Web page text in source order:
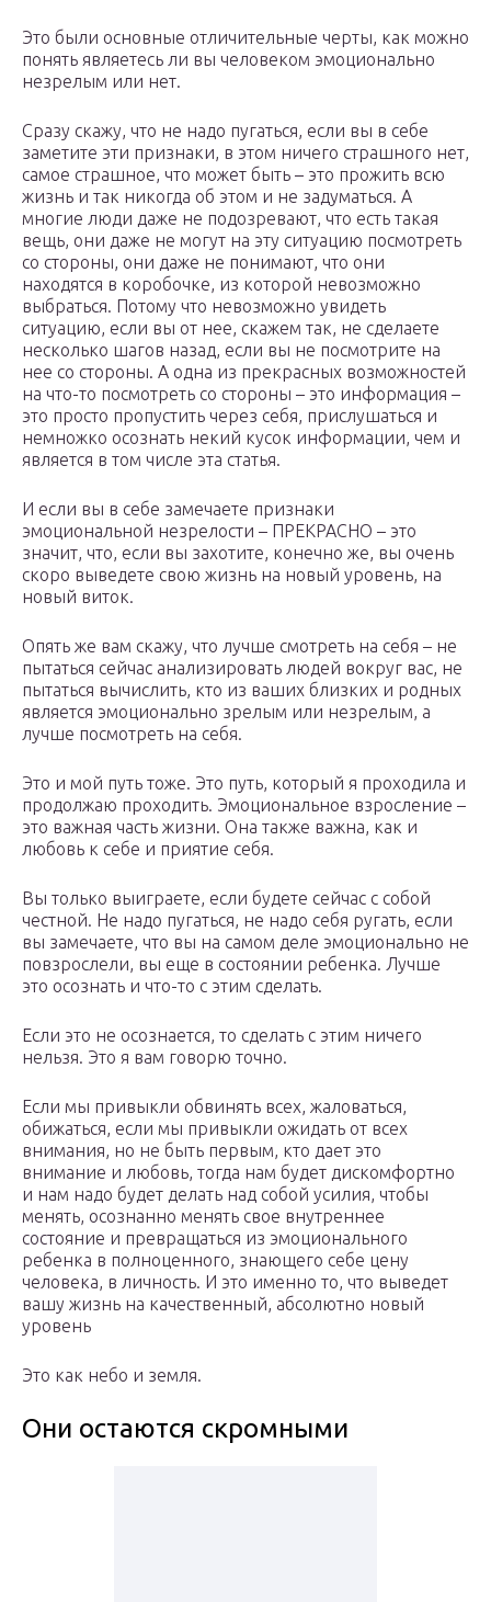
Это были основные отличительные черты, как можно
понять являетесь ли вы человеком эмоционально
незрелым или нет.
Сразу скажу, что не надо пугаться, если вы в себе
заметите эти признаки, в этом ничего страшного нет,
самое страшное, что может быть – это прожить всю
жизнь и так никогда об этом и не задуматься. А
многие люди даже не подозревают, что есть такая
вещь, они даже не могут на эту ситуацию посмотреть
со стороны, они даже не понимают, что они
находятся в коробочке, из которой невозможно
выбраться. Потому что невозможно увидеть
ситуацию, если вы от нее, скажем так, не сделаете
несколько шагов назад, если вы не посмотрите на
нее со стороны. А одна из прекрасных возможностей
на что-то посмотреть со стороны – это информация –
это просто пропустить через себя, прислушаться и
немножко осознать некий кусок информации, чем и
является в том числе эта статья.
И если вы в себе замечаете признаки
эмоциональной незрелости – ПРЕКРАСНО – это
значит, что, если вы захотите, конечно же, вы очень
скоро выведете свою жизнь на новый уровень, на
новый виток.
Опять же вам скажу, что лучше смотреть на себя – не
пытаться сейчас анализировать людей вокруг вас, не
пытаться вычислить, кто из ваших близких и родных
является эмоционально зрелым или незрелым, а
лучше посмотреть на себя.
Это и мой путь тоже. Это путь, который я проходила и
продолжаю проходить. Эмоциональное взросление –
это важная часть жизни. Она также важна, как и
любовь к себе и приятие себя.
Вы только выиграете, если будете сейчас с собой
честной. Не надо пугаться, не надо себя ругать, если
вы замечаете, что вы на самом деле эмоционально не
повзрослели, вы еще в состоянии ребенка. Лучше
это осознать и что-то с этим сделать.
Если это не осознается, то сделать с этим ничего
нельзя. Это я вам говорю точно.
Если мы привыкли обвинять всех, жаловаться,
обижаться, если мы привыкли ожидать от всех
внимания, но не быть первым, кто дает это
внимание и любовь, тогда нам будет дискомфортно
и нам надо будет делать над собой усилия, чтобы
менять, осознанно менять свое внутреннее
состояние и превращаться из эмоционального
ребенка в полноценного, знающего себе цену
человека, в личность. И это именно то, что выведет
вашу жизнь на качественный, абсолютно новый
уровень
Это как небо и земля.
Они остаются скромными